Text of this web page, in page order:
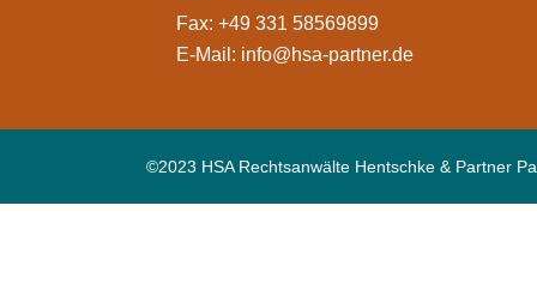
Fax: +49 331 58569899
E-Mail: info@hsa-partner.de
©2023 HSA Rechtsanwälte Hentschke & Partner